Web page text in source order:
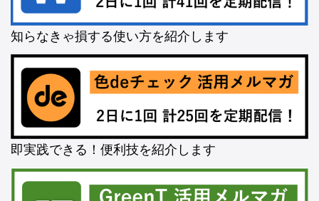
知らなきゃ損する使い方を紹介します
即実践できる！便利技を紹介します